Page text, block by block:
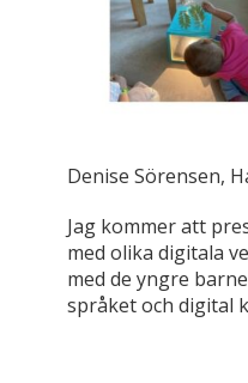
Denise Sörensen,
Jag kommer att
med olika digitala
med de yngre
språket och digital